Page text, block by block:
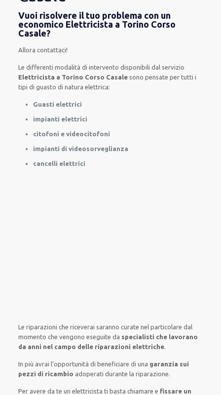
Vuoi risolvere il tuo problema con un
economico Elettricista a Torino Corso
Casale?
Allora contattaci!
Ledifferenti modalità diintervento disponibili dal servizio
Elettricista a Torino Corso Casale sonopensate pertutti i
tipi di guasto di natura elettrica:
Guasti elettrici
impianti elettrici
citofoni e videocitofoni
impianti di videosorveglianza
cancelli elettrici
Le riparazioni che riceverai sarannocurate nel particolare dal
momento che vengono eseguite da specialisti che lavorano
da anni nel campo delle riparazioni elettriche.
In più avrai l’opportunità di beneficiare di una garanzia sui
pezzi di ricambio adoperati durante la riparazione.
Per avereda te un elettricistati basta chiamare e fissare un